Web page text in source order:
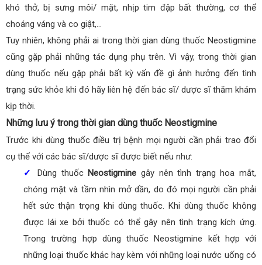
khó thở, bị sưng môi/ mặt, nhịp tim đập bất thường, cơ thể
choáng váng và co giật,…
Tuy nhiên, không phải ai trong thời gian dùng thuốc Neostigmine
cũng gặp phải những tác dụng phụ trên. Vì vậy, trong thời gian
dùng thuốc nếu gặp phải bất kỳ vấn đề gì ảnh hưởng đến tình
trạng sức khỏe khi đó hãy liên hệ đến bác sĩ/ dược sĩ thăm khám
kịp thời.
Những lưu ý trong thời gian dùng thuốc Neostigmine
Trước khi dùng thuốc điều trị bệnh mọi người cần phải trao đổi
cụ thể với các bác sĩ/dược sĩ được biết nếu như:
✓
Dùng thuốc Neostigmine gây nên tình trạng hoa mắt,
chóng mặt và tầm nhìn mở dần, do đó mọi người cần phải
hết sức thận trọng khi dùng thuốc. Khi dùng thuốc không
được lái xe bởi thuốc có thể gây nên tình trạng kích ứng.
Trong trường hợp dùng thuốc Neostigmine kết hợp với
những loại thuốc khác hay kèm với những loại nước uống có